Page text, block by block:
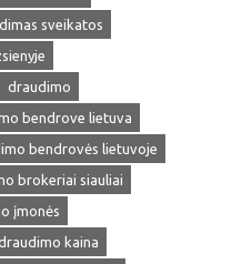
sveikatos
draudimo
bendrove lietuva
bendrovės lietuvoje
brokeriai siauliai
įmonės
kaina